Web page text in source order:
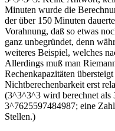
Minuten wurde die
der über 150 Minuten
Vorahnung, daß so etwas
ganz unbegründet, denn
weiteres Beispiel, welches
Allerdings muß man
Rechenkapazitäten
Nichtberechenbarkeit erst
(3^3^3^3 wird berechnet
3^7625597484987; eine
Stellen.)